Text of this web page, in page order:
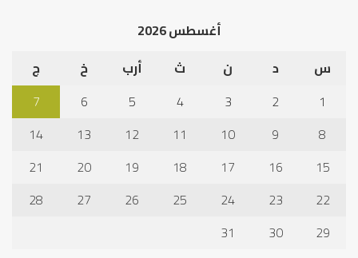
أغسطس 2026
س
د ن ث أرب خ
ج
1
2
3
4
5
6
7
8
9
10
11
12
13
14
15
16
17
18
19
20
21
22
23
24
25
26
27
28
29
30
31